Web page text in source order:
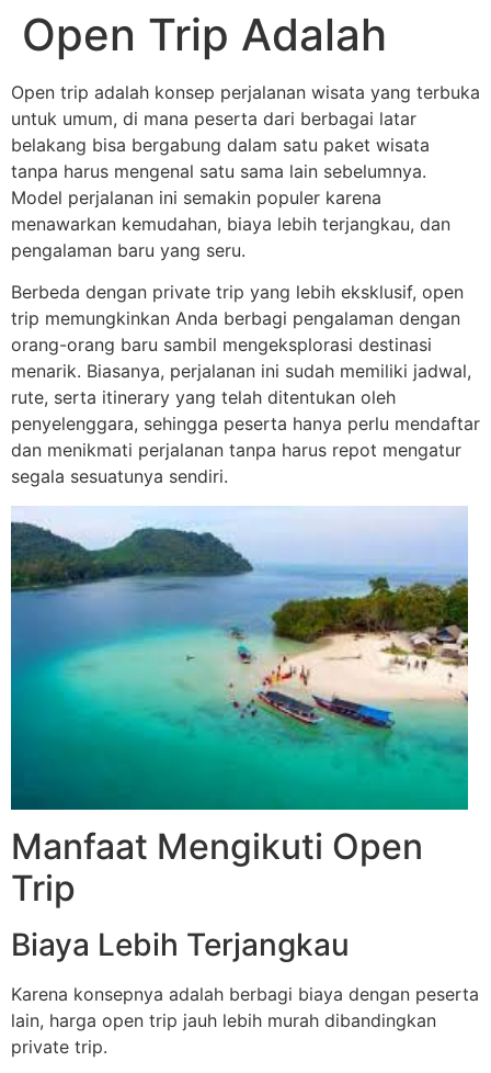
Open Trip Adalah
Open trip adalah konsep perjalanan wisata yang terbuka
untuk umum, di mana peserta dari berbagai latar
belakang bisa bergabung dalam satu paket wisata
tanpa harus mengenal satu sama lain sebelumnya.
Model perjalanan ini semakin populer karena
menawarkan kemudahan, biaya lebih terjangkau, dan
pengalaman baru yang seru.
Berbeda dengan private trip yang lebih eksklusif, open
trip memungkinkan Anda berbagi pengalaman dengan
orang-orang baru sambil mengeksplorasi destinasi
menarik. Biasanya, perjalanan ini sudah memiliki jadwal,
rute, serta itinerary yang telah ditentukan oleh
penyelenggara, sehingga peserta hanya perlu mendaftar
dan menikmati perjalanan tanpa harus repot mengatur
segala sesuatunya sendiri.
Manfaat Mengikuti Open
Trip
Biaya Lebih Terjangkau
Karena konsepnya adalah berbagi biaya dengan peserta
lain, harga open trip jauh lebih murah dibandingkan
private trip.